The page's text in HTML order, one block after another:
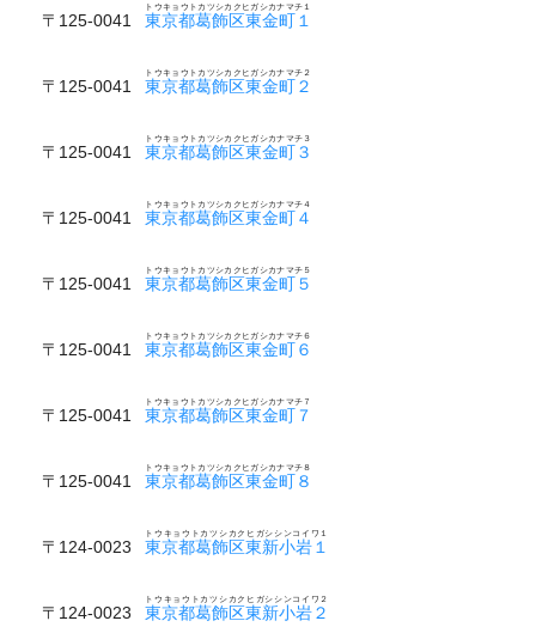
〒125-0041 東京都葛飾区東金町１
トウキョウトカツシカクヒガシカナマチ１
〒125-0041 東京都葛飾区東金町２
トウキョウトカツシカクヒガシカナマチ２
〒125-0041 東京都葛飾区東金町３
トウキョウトカツシカクヒガシカナマチ３
〒125-0041 東京都葛飾区東金町４
トウキョウトカツシカクヒガシカナマチ４
〒125-0041 東京都葛飾区東金町５
トウキョウトカツシカクヒガシカナマチ５
〒125-0041 東京都葛飾区東金町６
トウキョウトカツシカクヒガシカナマチ６
〒125-0041 東京都葛飾区東金町７
トウキョウトカツシカクヒガシカナマチ７
〒125-0041 東京都葛飾区東金町８
トウキョウトカツシカクヒガシカナマチ８
〒124-0023 東京都葛飾区東新小岩１
トウキョウトカツシカクヒガシシンコイワ１
〒124-0023 東京都葛飾区東新小岩２
トウキョウトカツシカクヒガシシンコイワ２